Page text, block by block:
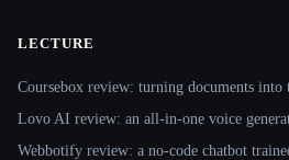
LECTURE
Coursebox review: turning documents into
Lovo AI review: an all-in-one voice
Webbotify review: a no-code chatbot